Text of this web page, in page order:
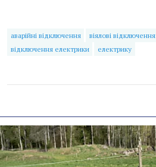
аварійні відключення віялові відключення
відключення електрики
електрику